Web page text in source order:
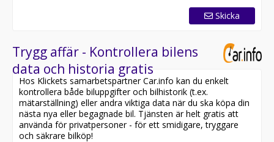
Skicka
Trygg affär - Kontrollera bilens
data och historia gratis
Hos Klickets samarbetspartner Car.info kan du enkelt
kontrollera både biluppgifter och bilhistorik (t.ex.
mätarställning) eller andra viktiga data när du ska köpa din
nästa nya eller begagnade bil. Tjänsten är helt gratis att
använda för privatpersoner - för ett smidigare, tryggare
och säkrare bilköp!